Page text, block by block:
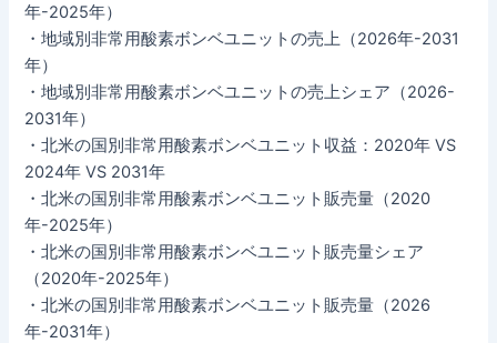
年-2025年）
・地域別非常用酸素ボンベユニットの売上（2026年-2031
年）
・地域別非常用酸素ボンベユニットの売上シェア（2026-
2031年）
・北米の国別非常用酸素ボンベユニット収益：2020年 VS
2024年 VS 2031年
・北米の国別非常用酸素ボンベユニット販売量（2020
年-2025年）
・北米の国別非常用酸素ボンベユニット販売量シェア
（2020年-2025年）
・北米の国別非常用酸素ボンベユニット販売量（2026
年-2031年）